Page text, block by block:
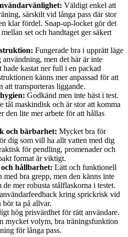
Väldigt enkel att
särskilt vid långa pass där stor
klar fördel. Snap-up-locket gör det
set och handtaget ger säkert
Fungerade bra i upprätt läge
men det här är inte
hade kastat ner full i en packad
känns mer anpassad för att
att transporteras liggande.
Godkänd men inte bäst i test.
tål maskindisk och är stor att komma
den lite mer arbete för att hållas
och bärbarhet: Mycket bra för
dig som vill ha allt vatten med dig
för pendling, promenader och
format är viktigt.
hållbarhet: Lätt och funktionell
med bra grepp, men den känns inte
mer robusta stålflaskorna i testet.
kring sprickrisk vid
bör ta på allvar.
hög prisvärdhet för rätt användare.
mycket volym, bra träningsfunktion
för långa pass.